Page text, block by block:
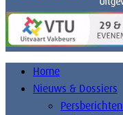
Home
Nieuws & Dossiers
Persberichten